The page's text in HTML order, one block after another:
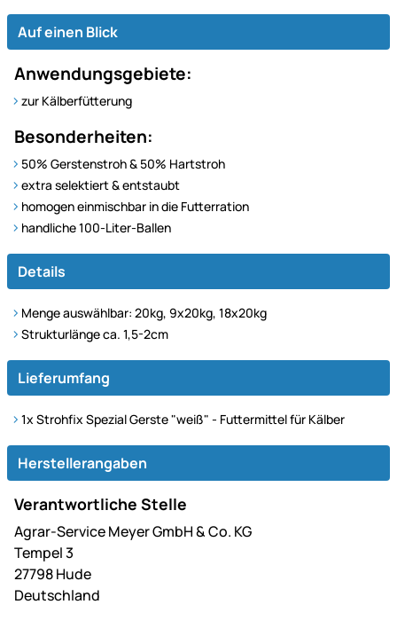
Auf einen Blick
Anwendungsgebiete:
zur Kälberfütterung
Besonderheiten:
50% Gerstenstroh & 50% Hartstroh
extra selektiert & entstaubt
homogen einmischbar in die Futterration
handliche 100-Liter-Ballen
Details
Menge auswählbar: 20kg, 9x20kg, 18x20kg
Strukturlänge ca. 1,5-2cm
Lieferumfang
1x Strohfix Spezial Gerste "weiß" - Futtermittel für Kälber
Herstellerangaben
Verantwortliche Stelle
Agrar-Service Meyer GmbH & Co. KG
Tempel 3
27798 Hude
Deutschland